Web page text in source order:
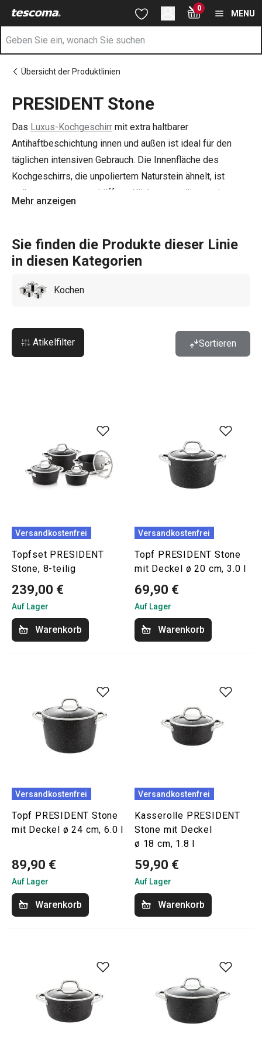
Sie befinden sich auf der PRESIDENT Stone Seite
Zum Hauptinhalt springen
Zur Suche springen
Zur Navigation springen 0
MENU
Übersicht der Produktlinien
PRESIDENT Stone
Das Luxus-Kochgeschirr mit extra haltbarer
Antihaftbeschichtung innen und außen ist ideal für den
täglichen intensiven Gebrauch. Die Innenfläche des
Kochgeschirrs, die unpoliertem Naturstein ähnelt, ist
selbst gegen ungeschliffene Küchenutensilien resistent.
Es kocht und backt ohne Anbrennen und ist leicht sauber
Töpfe ,Pfannenundtiefe Pfannen mit Deckelneignen sich
zum Veredeln oder Überbacken von Speisen im Ofen.
gewähren wir Ihnen eine außergewöhnliche Garantie von 5
Mehr anzeigen
Sie finden die Produkte dieser Linie
in diesen Kategorien
Kochen
Atikelfilter Sortieren
Versandkostenfrei
Topfset PRESIDENT
Stone, 8-teilig
239,00 €
Auf Lager
Warenkorb
Versandkostenfrei
Topf PRESIDENT Stone
mit Deckel ø 20 cm, 3.0 l
69,90 €
Auf Lager
Warenkorb
Versandkostenfrei
Topf PRESIDENT Stone
mit Deckel ø 24 cm, 6.0 l
89,90 €
Auf Lager
Warenkorb
Versandkostenfrei
Kasserolle PRESIDENT
Stone mit Deckel
ø 18 cm, 1.8 l
59,90 €
Auf Lager
Warenkorb